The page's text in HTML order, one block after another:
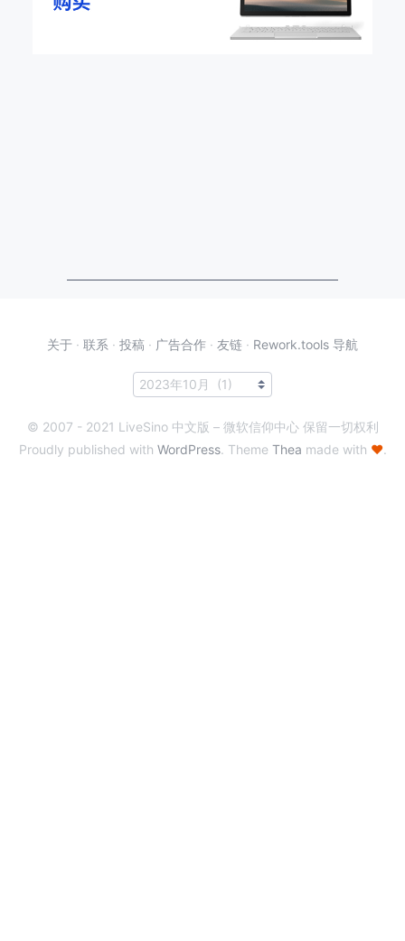
关于 · 联系 · 投稿 · 广告合作 · 友链 · Rework.tools 导航
© 2007 - 2021 LiveSino 中文版 – 微软信仰中心 保留一切权利
Proudly published with WordPress. Theme Thea made with ♥.